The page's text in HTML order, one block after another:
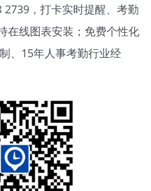
，打卡实时提醒、考勤
在线图表安装；免费个性化
、15年人事考勤行业经